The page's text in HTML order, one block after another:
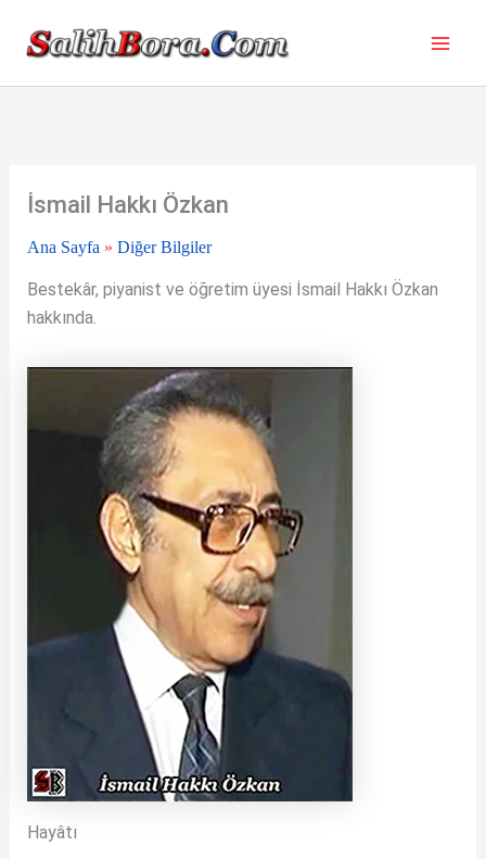
İsmail Hakkı Özkan
Ana Sayfa » Diğer Bilgiler
Bestekâr, piyanist ve öğretim üyesi İsmail Hakkı Özkan
hakkında.
Hayâtı